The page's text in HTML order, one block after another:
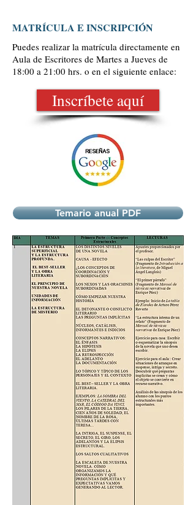
MATRÍCULA E INSCRIPCIÓN
Puedes realizar la matrícula directamente en
Aula de Escritores de Martes a Jueves de
18:00 a 21:00 hrs. o en el siguiente enlace:
Inscríbete aquí
Temario anual PDF